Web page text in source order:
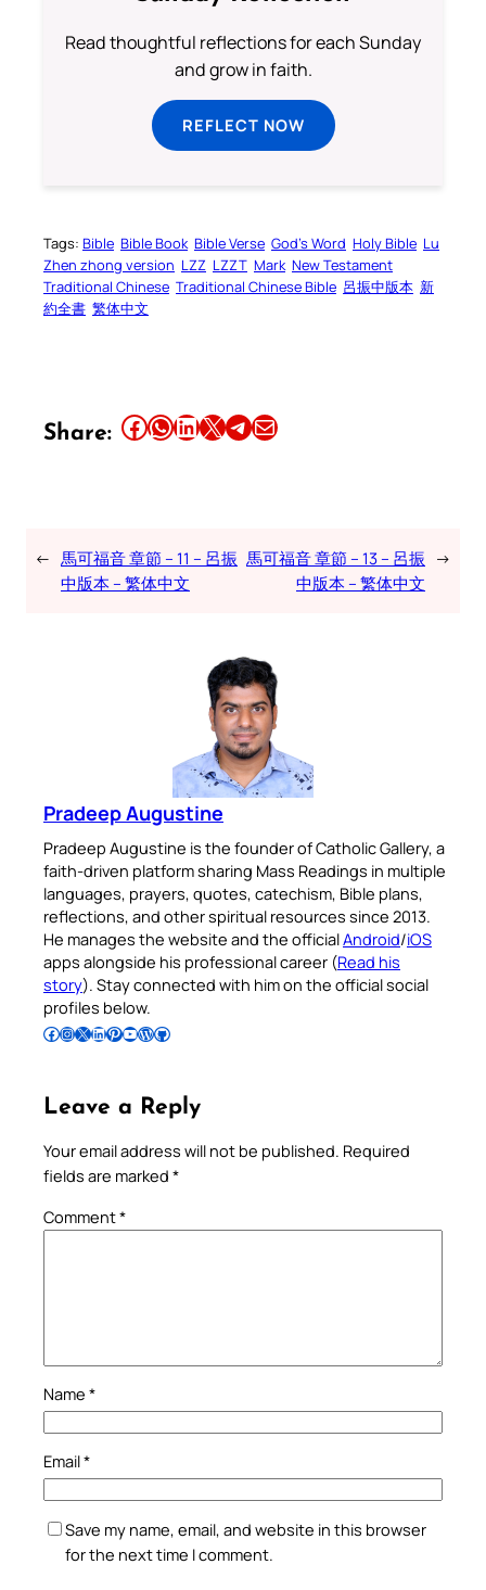
Read thoughtful reflections for each Sunday
and grow in faith.
REFLECT NOW
Tags: Bible Bible Book Bible Verse God’s Word Holy Bible Lu
Zhen zhong version LZZ LZZT Mark New Testament
Traditional Chinese Traditional Chinese Bible 呂振中版本 新
約全書 繁体中文
Share: Share this article on Facebook Share this article on WhatsApp Share this article on LinkedIn Share this article on X Share this article on TelegramEmail this Article
← 馬可福音 章節 – 11 – 呂振
中版本 – 繁体中文
馬可福音 章節 – 13 – 呂振
中版本 – 繁体中文
→
Pradeep Augustine
Pradeep Augustine is the founder of Catholic Gallery, a
faith-driven platform sharing Mass Readings in multiple
languages, prayers, quotes, catechism, Bible plans,
reflections, and other spiritual resources since 2013.
He manages the website and the officialAndroid/iOS
apps alongside his professional career (Read his
story). Stay connected with him on the official social
profiles below.
Follow Pradeep on Facebook Follow Pradeep on InstagramFollow Pradeep on X Follow Pradeep on LinkedIn Follow Pradeep on Pinterest Subscribe to Pradeep’s Youtube Channel Follow Pradeep on WordPress Follow Pradeep on GitHub
Leave a Reply
Your email address will not be published. Required
fields are marked *
Comment*
Name *
Email*
Save my name, email, and website in this browser
for the next time I comment.